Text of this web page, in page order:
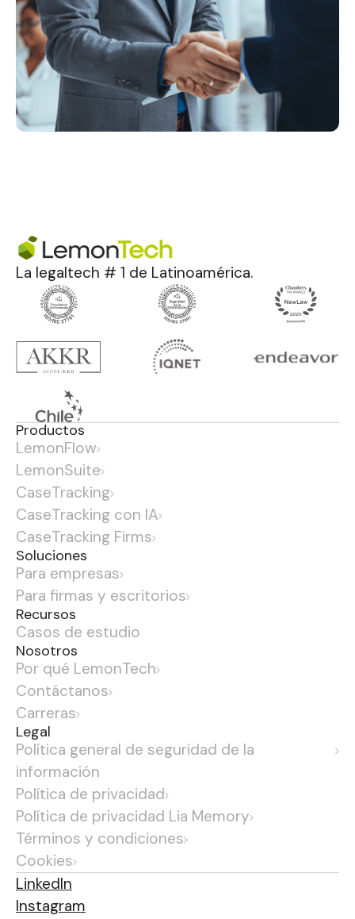
La legaltech # 1 de Latinoamérica.
Productos
LemonFlow
LemonSuite
CaseTracking
CaseTracking con IA
CaseTracking Firms
Soluciones
Para empresas
Para firmas y escritorios
Recursos
Casos de estudio
Nosotros
Por qué LemonTech
Contáctanos
Carreras
Legal
Política general de seguridad de la
información
Política de privacidad
Política de privacidad Lia Memory
Términos y condiciones
Cookies
LinkedIn
Instagram